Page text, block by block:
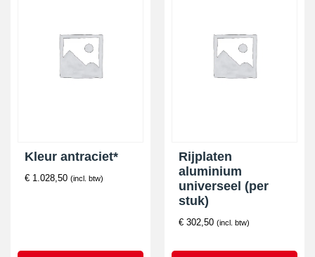
Kleur antraciet*
€ 1.028,50 (incl. btw)
Rijplaten
aluminium
universeel (per
stuk)
€ 302,50 (incl. btw)